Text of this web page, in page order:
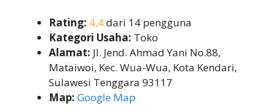
Rating: 4,4dari 14 pengguna
Kategori Usaha: Toko
Alamat: Jl. Jend. Ahmad Yani No.88,
Mataiwoi, Kec. Wua-Wua, Kota Kendari,
Sulawesi Tenggara 93117
Map: Google Map